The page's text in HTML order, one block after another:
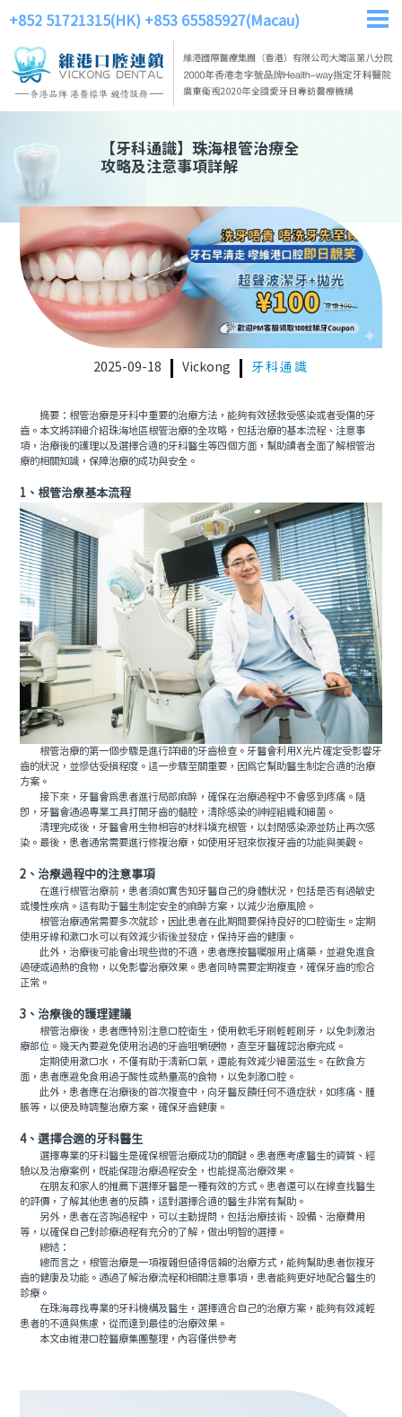
+852 51721315(HK) +853 65585927(Macau)
【牙科通識】 珠海根管治療全
攻略及注意事項詳解
2025-09-18 Vickong 牙科通識
摘要：根管治療是牙科中重要的治療方法，能夠有效拯救受感染或者受傷的牙
齒。本文將詳細介紹珠海地區根管治療的全攻略，包括治療的基本流程、注意事
項，治療後的護理以及選擇合適的牙科醫生等四個方面，幫助讀者全面了解根管治
療的相關知識，保障治療的成功與安全。
1、根管治療基本流程
根管治療的第一個步驟是進行詳細的牙齒檢查。牙醫會利用X光片確定受影響牙
齒的狀況，並慘估受損程度。這一步驟至關重要，因爲它幫助醫生制定合適的治療
方案。
接下來，牙醫會爲患者進行局部麻醉，確保在治療過程中不會感到疼痛。隨
即，牙醫會通過專業工具打開牙齒的髓腔，清除感染的神經組織和細菌。
清理完成後，牙醫會用生物相容的材料填充根管，以封閉感染源並防止再次感
染。最後，患者通常需要進行修複治療，如使用牙冠來恢複牙齒的功能與美觀。
2、治療過程中的注意事項
在進行根管治療前，患者須如實告知牙醫自己的身體狀況，包括是否有過敏史
或慢性疾病。這有助于醫生制定安全的麻醉方案，以減少治療風險。
根管治療通常需要多次就診，因此患者在此期間要保持良好的口腔衛生。定期
使用牙線和漱口水可以有效減少術後並發症，保持牙齒的健康。
此外，治療後可能會出現些微的不適，患者應按醫囑服用止痛藥，並避免進食
過硬或過熱的食物，以免影響治療效果。患者同時需要定期複查，確保牙齒的愈合
正常。
3、治療後的護理建議
根管治療後，患者應特別注意口腔衛生，使用軟毛牙刷輕輕刷牙，以免刺激治
療部位。幾天內要避免使用治過的牙齒咀嚼硬物，直至牙醫確認治療完成。
定期使用漱口水，不僅有助于清新口氣，還能有效減少細菌滋生。在飲食方
面，患者應避免食用過于酸性或熱量高的食物，以免刺激口腔。
此外，患者應在治療後的首次複查中，向牙醫反饋任何不適症狀，如疼痛、腫
脹等，以便及時調整治療方案，確保牙齒健康。
4、選擇合適的牙科醫生
選擇專業的牙科醫生是確保根管治療成功的關鍵。患者應考慮醫生的資質、經
驗以及治療案例，既能保證治療過程安全，也能提高治療效果。
在朋友和家人的推薦下選擇牙醫是一種有效的方式。患者還可以在線查找醫生
的評價，了解其他患者的反饋，這對選擇合適的醫生非常有幫助。
另外，患者在咨詢過程中，可以主動提問，包括治療技術、設備、治療費用
等，以確保自己對診療過程有充分的了解，做出明智的選擇。
總結：
總而言之，根管治療是一項複雜但值得信賴的治療方式，能夠幫助患者恢複牙
齒的健康及功能。通過了解治療流程和相關注意事項，患者能夠更好地配合醫生的
診療。
在珠海尋找專業的牙科機構及醫生，選擇適合自己的治療方案，能夠有效減輕
患者的不適與焦慮，從而達到最佳的治療效果。
本文由維港口腔醫療集團整理，內容僅供參考